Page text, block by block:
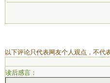
以下评论只代表网友个人观点，不代
读后感言：